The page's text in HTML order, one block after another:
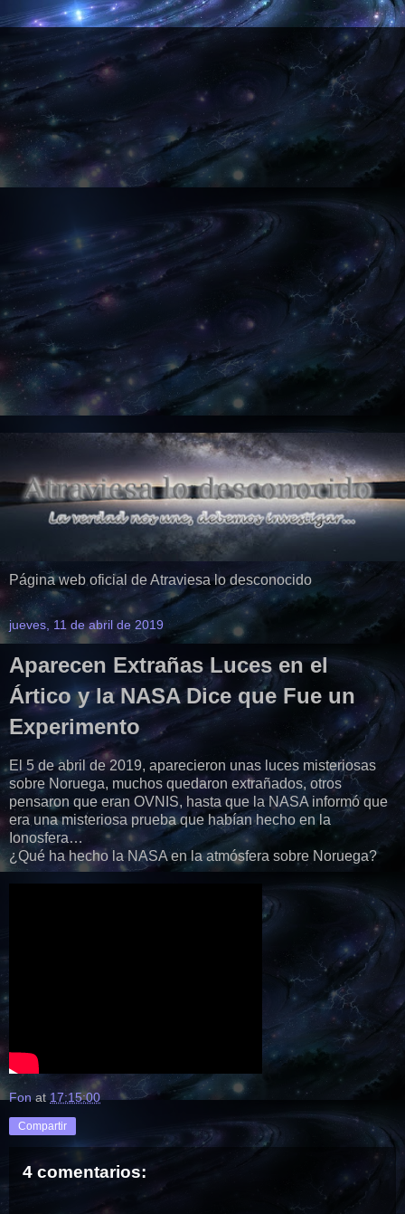
Página web oficial de Atraviesa lo desconocido
jueves, 11 de abril de 2019
Aparecen Extrañas Luces en el
Ártico y la NASA Dice que Fue un
Experimento
El 5 de abril de 2019, aparecieron unas luces misteriosas
sobre Noruega, muchos quedaron extrañados, otros
pensaron que eran OVNIS, hasta que la NASA informó que
era una misteriosa prueba que habían hecho en la
Ionosfera…
¿Qué ha hecho la NASA en la atmósfera sobre Noruega?
Fon at17:15:00
Compartir
4 comentarios: